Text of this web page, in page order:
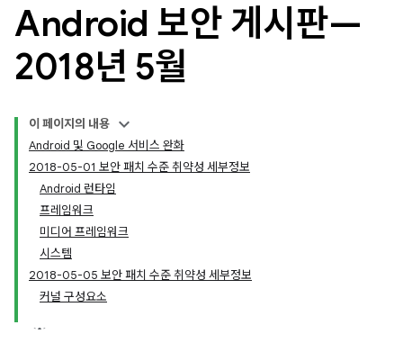
Android 보안 게시판—
2018년 5월
이 페이지의 내용
Android 및 Google 서비스 완화
2018-05-01 보안 패치 수준 취약성 세부정보
Android 런타임
프레임워크
미디어 프레임워크
시스템
2018-05-05 보안 패치 수준 취약성 세부정보
커널 구성요소